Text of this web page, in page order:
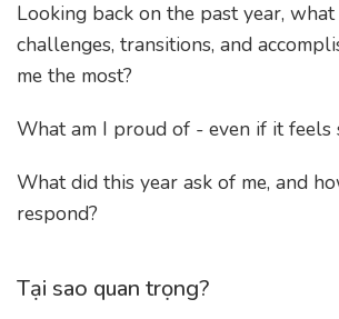
Looking back on the past year, what
challenges, transitions, and
me the most?
What am I proud of - even if it feels
What did this year ask of me, and
respond?
Tại sao quan trọng?